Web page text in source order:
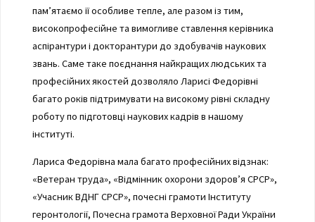
пам’ятаємо її особливе тепле, але разом із тим,
високопрофесійне та вимогливе ставлення керівника
аспірантури і докторантури до здобувачів наукових
звань. Саме таке поєднання найкращих людських та
професійних якостей дозволяло Ларисі Федорівні
багато років підтримувати на високому рівні складну
роботу по підготовці наукових кадрів в нашому
інституті.
Лариса Федорівна мала багато професійних відзнак:
«Ветеран труда», «Відмінник охорони здоров’я СРСР»,
«Учасник ВДНГ СРСР», почесні грамоти Інституту
геронтології, Почесна грамота Верховної Ради України